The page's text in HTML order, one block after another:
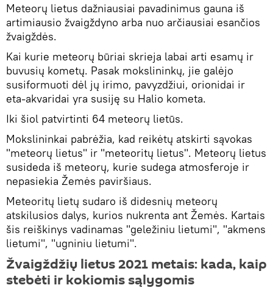
Meteorų lietus dažniausiai pavadinimus gauna iš
artimiausio žvaigždyno arba nuo arčiausiai esančios
žvaigždės.
Kai kurie meteorų būriai skrieja labai arti esamų ir
buvusių kometų. Pasak mokslininkų, jie galėjo
susiformuoti dėl jų irimo, pavyzdžiui, orionidai ir
eta-akvaridai yra susiję su Halio kometa.
Iki šiol patvirtinti 64 meteorų lietūs.
Mokslininkai pabrėžia, kad reikėtų atskirti sąvokas
"meteorų lietus" ir "meteoritų lietus". Meteorų lietus
susideda iš meteorų, kurie sudega atmosferoje ir
nepasiekia Žemės paviršiaus.
Meteoritų lietų sudaro iš didesnių meteorų
atskilusios dalys, kurios nukrenta ant Žemės. Kartais
šis reiškinys vadinamas "geležiniu lietumi", "akmens
lietumi", "ugniniu lietumi".
Žvaigždžių lietus 2021 metais: kada, kaip
stebėti ir kokiomis sąlygomis